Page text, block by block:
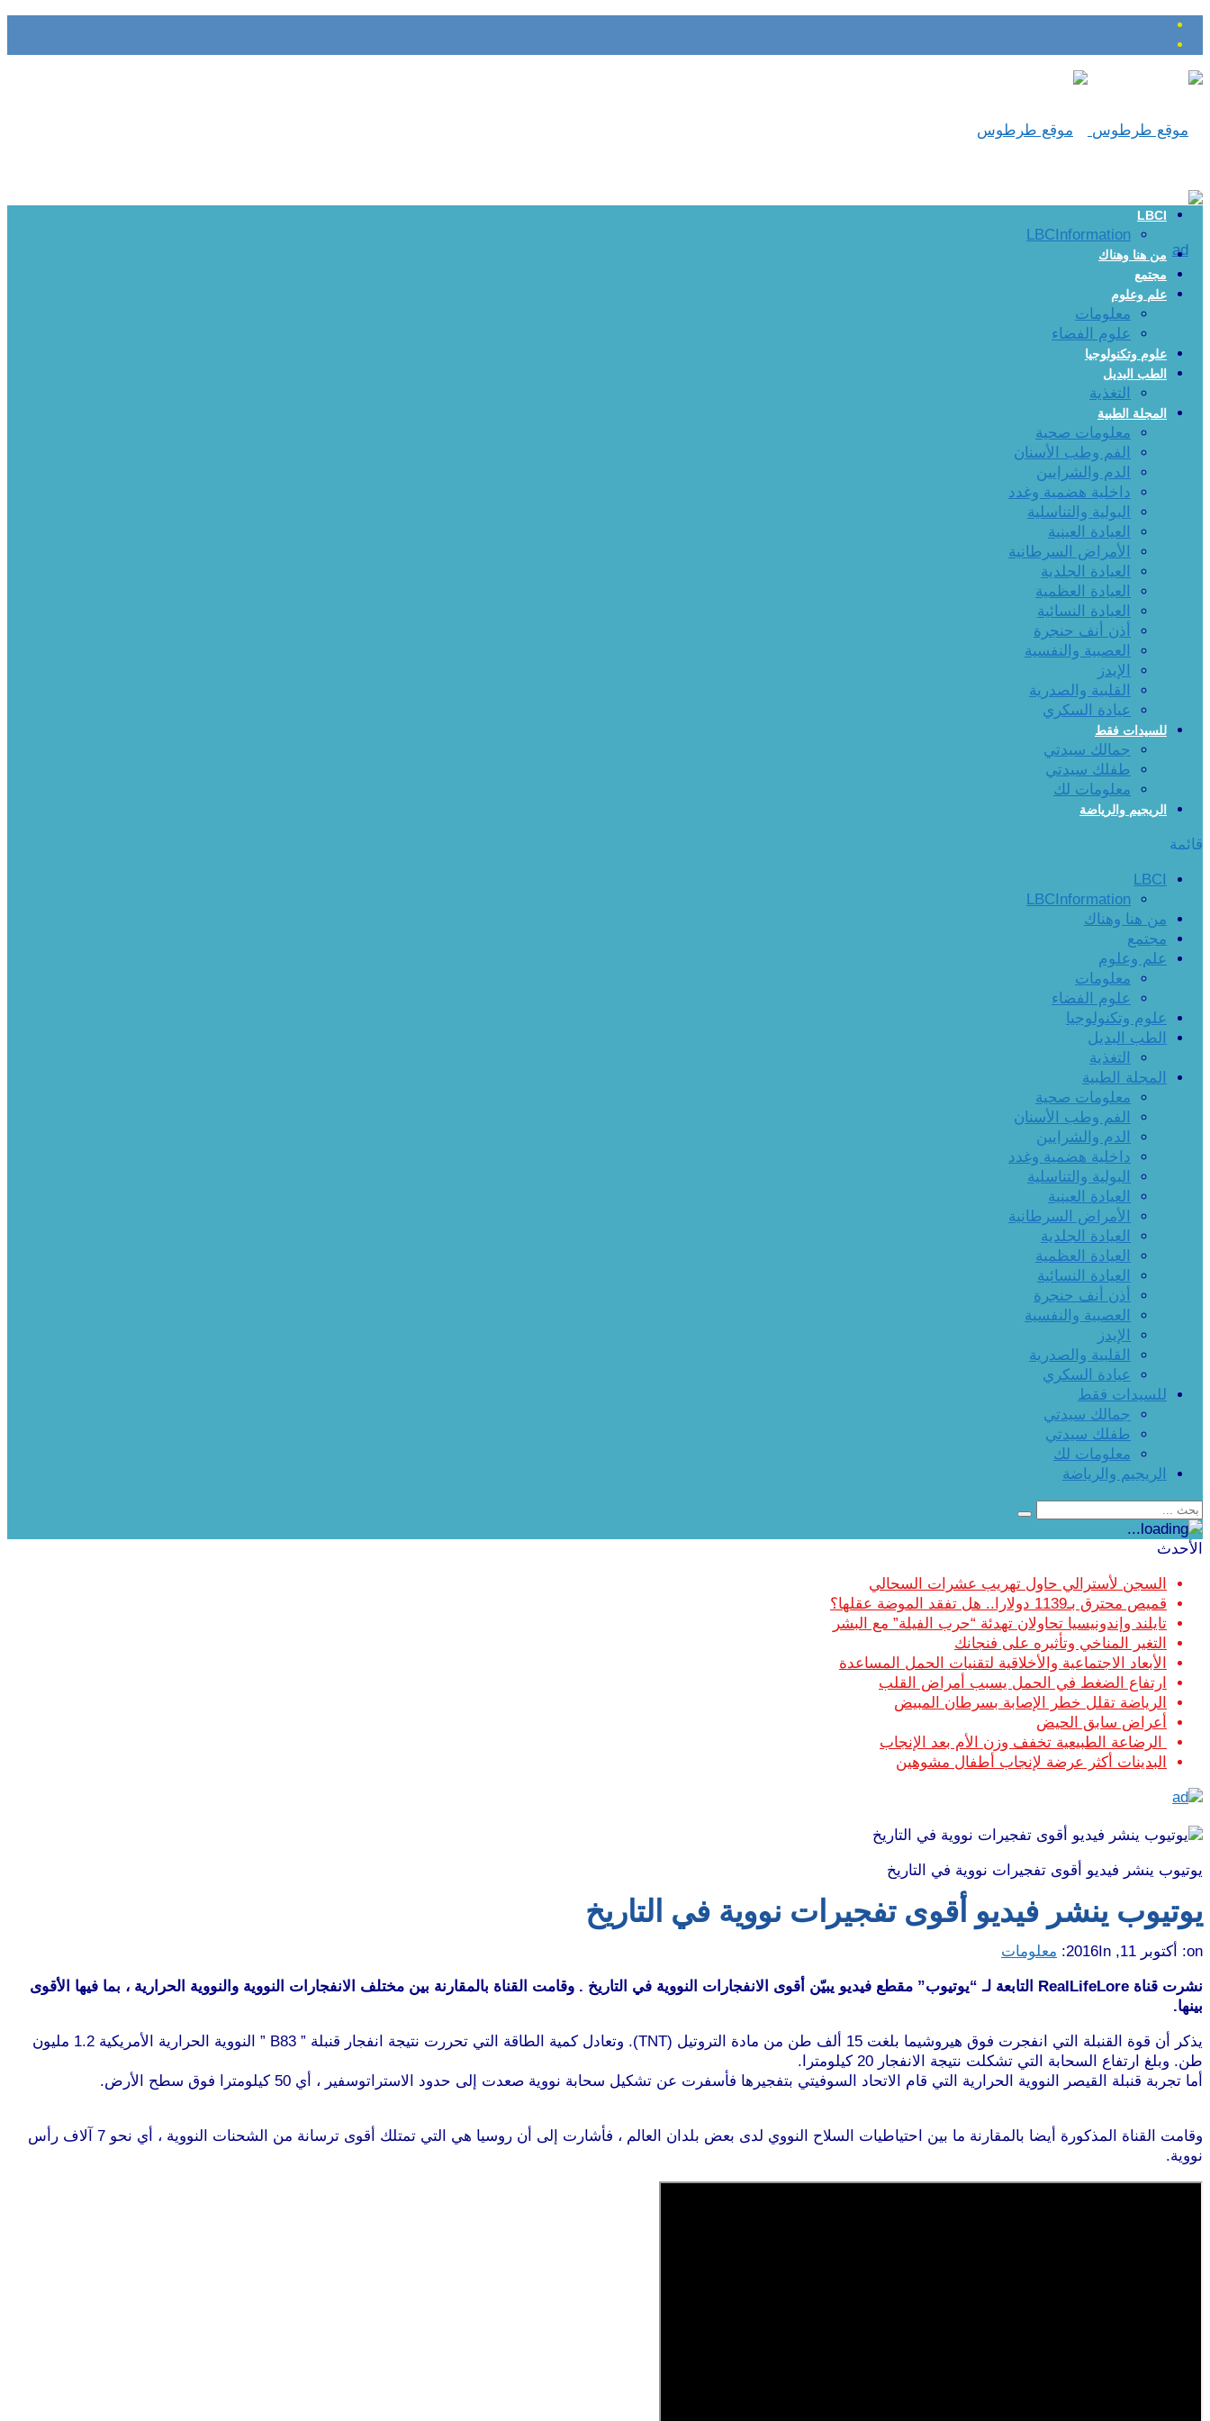
LBCI
LBCInformation
من هنا وهناك
مجتمع
علم وعلوم
معلومات
علوم الفضاء
علوم وتكنولوجيا
الطب البديل
التغذية
المجلة الطبية
معلومات صحية
الفم وطب الأسنان
الدم والشرايين
داخلية هضمية وغدد
البولية والتناسلية
العيادة العينية
الأمراض السرطانية
العيادة الجلدية
العيادة العظمية
العيادة النسائية
أذن أنف حنجرة
العصبية والنفسية
الإيدز
القلبية والصدرية
عيادة السكري
للسيدات فقط
جمالك سيدتي
طفلك سيدتي
معلومات لك
الريجيم والرياضة
قائمة
LBCI
LBCInformation
من هنا وهناك
مجتمع
علم وعلوم
معلومات
علوم الفضاء
علوم وتكنولوجيا
الطب البديل
التغذية
المجلة الطبية
معلومات صحية
الفم وطب الأسنان
الدم والشرايين
داخلية هضمية وغدد
البولية والتناسلية
العيادة العينية
الأمراض السرطانية
العيادة الجلدية
العيادة العظمية
العيادة النسائية
أذن أنف حنجرة
العصبية والنفسية
الإيدز
القلبية والصدرية
عيادة السكري
للسيدات فقط
جمالك سيدتي
طفلك سيدتي
معلومات لك
الريجيم والرياضة
الأحدث
السجن لأسترالي حاول تهريب عشرات السحالي
قميص محترق بـ1139 دولارا.. هل تفقد الموضة عقلها؟
تايلند وإندونيسيا تحاولان تهدئة “حرب الفيلة” مع البشر
التغير المناخي وتأثيره على فنجانك
الأبعاد الاجتماعية والأخلاقية لتقنيات الحمل المساعدة
ارتفاع الضغط في الحمل يسبب أمراض القلب
الرياضة تقلل خطر الإصابة بسرطان المبيض
أعراض سابق الحيض
الرضاعة الطبيعية تخفف وزن الأم بعد الإنجاب
البدينات أكثر عرضة لإنجاب أطفال مشوهين
يوتيوب ينشر فيديو أقوى تفجيرات نووية في التاريخ
يوتيوب ينشر فيديو أقوى تفجيرات نووية في التاريخ
on: أكتوبر 11, 2016 In: معلومات
نشرت قناة RealLifeLore التابعة لـ “يوتيوب” مقطع فيديو يبيّن أقوى الانفجارات النووية في التاريخ . وقامت القناة بالمقارنة بين مختلف الانفجارات النووية والنووية الحرارية ، بما فيها الأقوى
بينها.
يذكر أن قوة القنبلة التي انفجرت فوق هيروشيما بلغت 15 ألف طن من مادة التروتيل (TNT). وتعادل كمية الطاقة التي تحررت نتيجة انفجار قنبلة ” B83 ” النووية الحرارية الأمريكية 1.2 مليون
طن. وبلغ ارتفاع السحابة التي تشكلت نتيجة الانفجار 20 كيلومترا.
أما تجربة قنبلة القيصر النووية الحرارية التي قام الاتحاد السوفيتي بتفجيرها فأسفرت عن تشكيل سحابة نووية صعدت إلى حدود الاستراتوسفير ، أي 50 كيلومترا فوق سطح الأرض.
وقامت القناة المذكورة أيضا بالمقارنة ما بين احتياطيات السلاح النووي لدى بعض بلدان العالم ، فأشارت إلى أن روسيا هي التي تمتلك أقوى ترسانة من الشحنات النووية ، أي نحو 7 آلاف رأس
نووية.